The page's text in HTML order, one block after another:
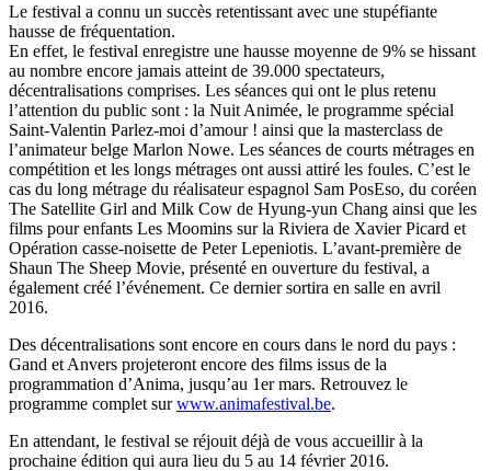
Le festival a connu un succès retentissant avec une stupéfiante
hausse de fréquentation.
En effet, le festival enregistre une hausse moyenne de 9% se hissant
au nombre encore jamais atteint de 39.000 spectateurs,
décentralisations comprises. Les séances qui ont le plus retenu
l’attention du public sont : la Nuit Animée, le programme spécial
Saint-Valentin Parlez-moi d’amour ! ainsi que la masterclass de
l’animateur belge Marlon Nowe. Les séances de courts métrages en
compétition et les longs métrages ont aussi attiré les foules. C’est le
cas du long métrage du réalisateur espagnol Sam PosEso, du coréen
The Satellite Girl and Milk Cow de Hyung-yun Chang ainsi que les
films pour enfants Les Moomins sur la Riviera de Xavier Picard et
Opération casse-noisette de Peter Lepeniotis. L’avant-première de
Shaun The Sheep Movie, présenté en ouverture du festival, a
également créé l’événement. Ce dernier sortira en salle en avril
2016.
Des décentralisations sont encore en cours dans le nord du pays :
Gand et Anvers projeteront encore des films issus de la
programmation d’Anima, jusqu’au 1er mars. Retrouvez le
programme complet surwww.animafestival.be.
En attendant, le festival se réjouit déjà de vous accueillir à la
prochaine édition qui aura lieu du 5 au 14 février 2016.